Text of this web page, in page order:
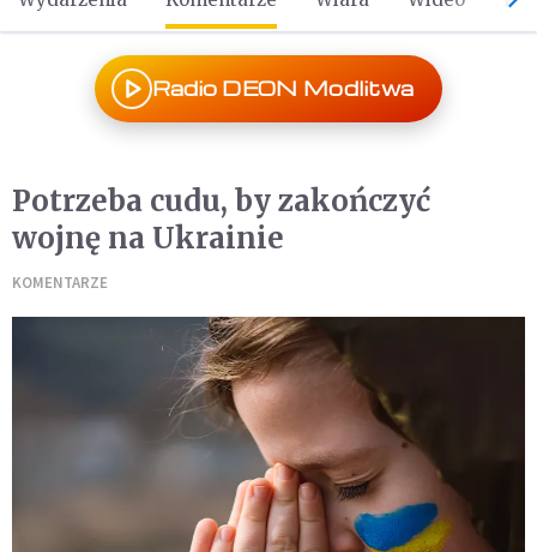
Radio DEON Modlitwa
Potrzeba cudu, by zakończyć
wojnę na Ukrainie
KOMENTARZE